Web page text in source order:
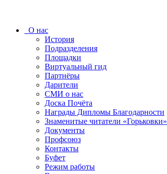
О нас
История
Подразделения
Площадки
Виртуальный гид
Партнёры
Дарители
СМИ о нас
Доска Почёта
Награды Дипломы Благодарности
Знаменитые читатели «Горьковки»
Документы
Профсоюз
Контакты
Буфет
Режим работы